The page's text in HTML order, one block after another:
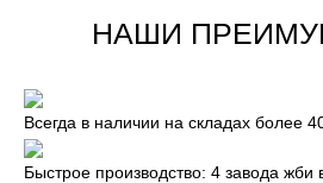
НАШИ
Всегда в наличии на складах более
Быстрое производство: 4 завода жби